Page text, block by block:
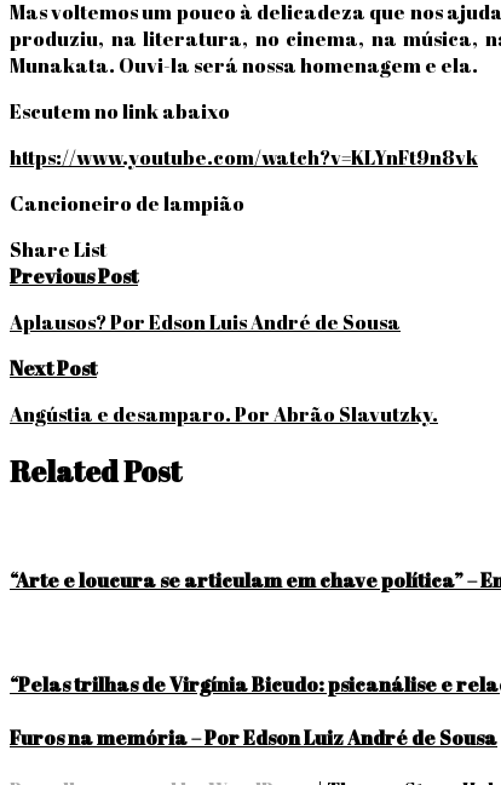
Mas voltemos um pouco à delicadeza que nos
produziu, na literatura, no cinema, na música,
Munakata. Ouvi-la será nossa homenagem e ela.
Escutem no link abaixo
https://www.youtube.com/watch?v=KLYnFt9n8vk
Cancioneiro de lampião
Share List
Navegação
de
Post
Previous Post
Aplausos? Por Edson Luis André de Sousa
Next Post
Angústia e desamparo. Por Abrão Slavutzky.
Related Post
“Arte e loucura se articulam em chave política” –
“Pelas trilhas de Virgínia Bicudo: psicanálise e
Furos na memória – Por Edson Luiz André de Sousa